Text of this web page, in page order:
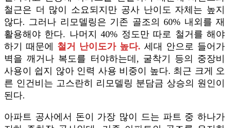
철근은 더 많이 소요되지만 공사 난이도 자체는 높지
않다. 그러나 리모델링은 기존 골조의 60% 내외를 재
활용해야 한다. 나머지 40% 정도만 따로 철거를 해야
하기 때문에 철거 난이도가 높다. 세대 안으로 들어가
벽을 깨거나 복도를 터야하는데, 굴착기 등의 중장비
사용이 쉽지 않아 인력 사용 비중이 높다. 최근 크게 오
른 인건비는 고스란히 리모델링 분담금 상승의 원인이
된다.
아파트 공사에서 돈이 가장 많이 드는 파트 중 하나가